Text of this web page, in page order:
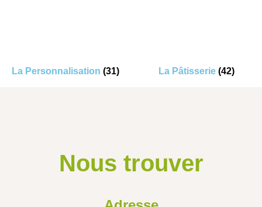
La Personnalisation (31) La Pâtisserie (42)
Nous trouver